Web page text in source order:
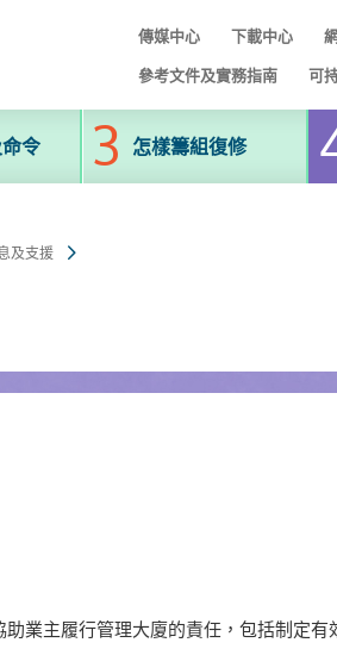
傳媒中心 下載中心
參考文件及實務指南 可
令 怎樣籌組復修
及支援
業主履行管理大廈的責任，包括制定